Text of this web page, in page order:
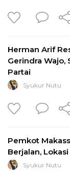
Herman Arif
Gerindra Wajo,
Partai
Syukur Nutu
Pemkot
Berjalan,
Syukur Nutu